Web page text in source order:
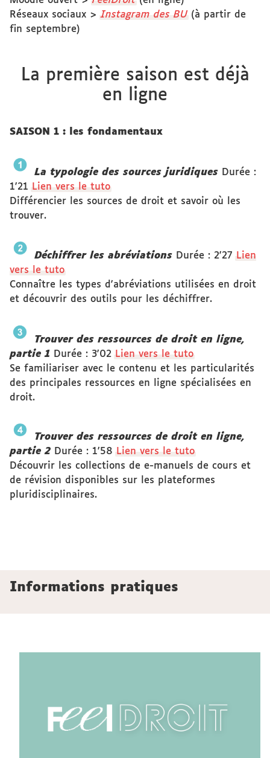
Réseaux sociaux >Instagram des BU (à partir de
fin septembre)
La première saison est déjà
en ligne
SAISON 1 : les fondamentaux
La typologie des sources juridiques Durée :
1'21 Lien vers le tuto
Différencier les sources de droit et savoir où les
trouver.
Déchiffrer les abréviations Durée : 2'27 Lien
vers le tuto
Connaître les types d'abréviations utilisées en droit
et découvrir des outils pour les déchiffrer.
Trouver des ressources de droit en ligne,
partie 1 Durée : 3'02 Lien vers le tuto
Se familiariser avec le contenu et les particularités
des principales ressources en ligne spécialisées en
droit.
Trouver des ressources de droit en ligne,
partie 2 Durée : 1'58 Lien vers le tuto
Découvrir les collections de e-manuels de cours et
de révision disponibles sur les plateformes
pluridisciplinaires.
Informations pratiques